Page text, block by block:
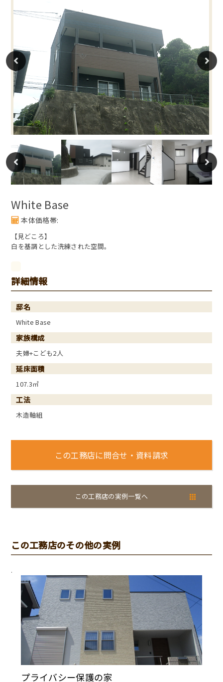
White Base
本体価格帯:
【見どころ】
白を基調とした洗練された空間。
詳細情報
邸名
White Base
家族構成
夫婦+こども2人
延床面積
107.3㎡
工法
木造軸組
この工務店に問合せ・資料請求
この工務店の実例一覧へ
この工務店のその他の実例
.
プライバシー保護の家